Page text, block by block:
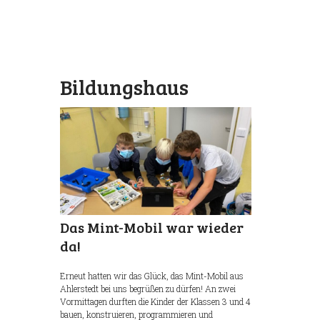
Bildungshaus
Wischhafen
Das Mint-Mobil war wieder
da!
Erneut hatten wir das Glück, das Mint-Mobil aus
Ahlerstedt bei uns begrüßen zu dürfen! An zwei
Vormittagen durften die Kinder der Klassen 3 und 4
bauen, konstruieren, programmieren und